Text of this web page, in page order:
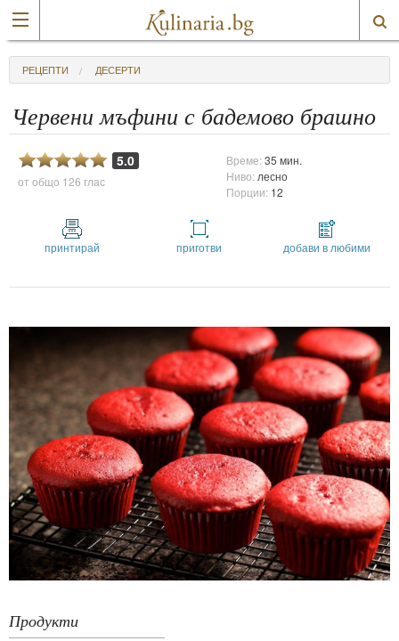
РЕЦЕПТИ ДЕСЕРТИ
Червени мъфини с бадемово брашно
5.0
от общо 126 глас
Време:35 мин.
Ниво: лесно
Порции: 12
принтирай приготви добави в любими
Продукти